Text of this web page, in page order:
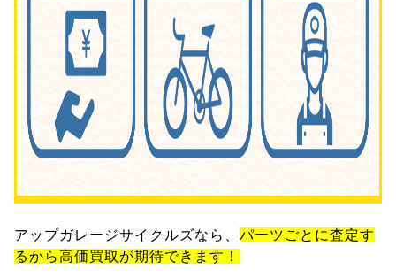
アップガレージサイクルズなら、 パーツごとに査定す
るから高価買取が期待できます！